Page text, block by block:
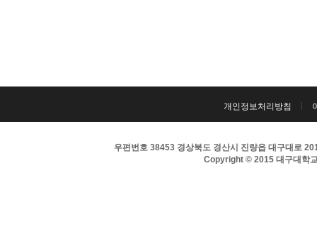
개인정보처리방침
우편번호 38453 경상북도 경산시 진량읍 대구대로
Copyright © 2015 대구대학